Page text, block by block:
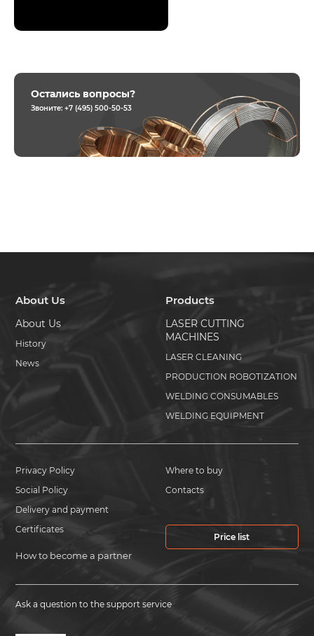
Остались вопросы?
Звоните: +7 (495) 500-50-53
About Us
About Us
History
News
Products
LASER CUTTING
MACHINES
LASER CLEANING
PRODUCTION ROBOTIZATION
WELDING CONSUMABLES
WELDING EQUIPMENT
Privacy Policy
Social Policy
Delivery and payment
Certificates
How to become a partner
Where to buy
Contacts
Price list
Ask a question to the support service